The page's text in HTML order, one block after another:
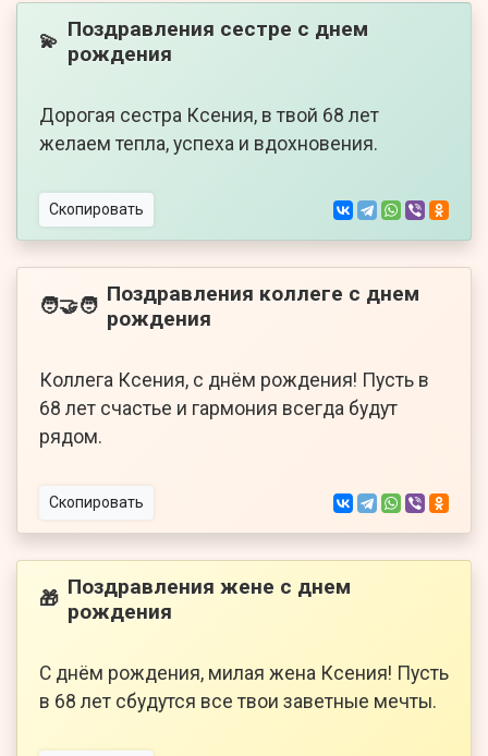
💫 Поздравления сестре с днем
рождения
Дорогая сестра Ксения, в твой 68 лет
желаем тепла, успеха и вдохновения.
Скопировать
🧑‍🤝‍🧑 Поздравления коллеге с днем
рождения
Коллега Ксения, с днём рождения! Пусть в
68 лет счастье и гармония всегда будут
рядом.
Скопировать
🎁 Поздравления жене с днем
рождения
С днём рождения, милая жена Ксения! Пусть
в 68 лет сбудутся все твои заветные мечты.